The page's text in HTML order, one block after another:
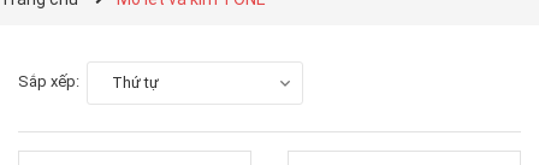
Sắp xếp: Thứ tự